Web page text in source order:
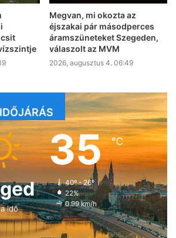
Megvan, mi okozta az
éjszakai pár másodperces
áramszüneteket Szegeden,
válaszolt az MVM
2026, augusztus 4. 06:49
idő
35℃
40º - 26º
22%
0.99 km/h